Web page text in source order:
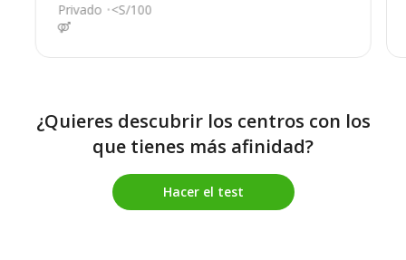
Privado <S/100
¿Quieres descubrir los centros con los
que tienes más afinidad?
Hacer el test